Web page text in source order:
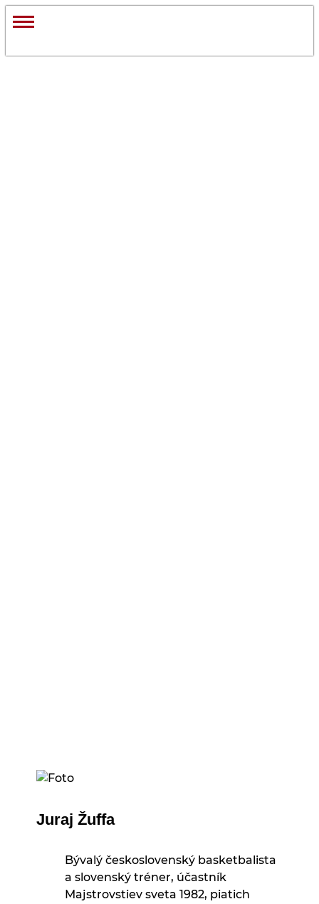
Juraj Žuffa
Bývalý československý basketbalista
a slovenský tréner, účastník
Majstrovstiev sveta 1982, piatich